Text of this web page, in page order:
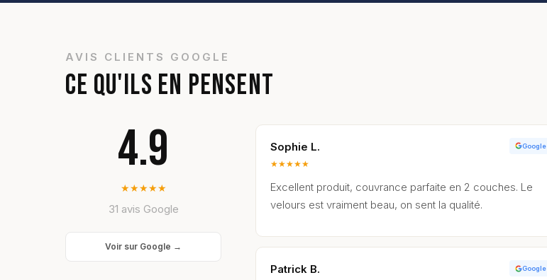
AVIS CLIENTS GOOGLE
CE QU'ILS EN PENSENT
4.9
★★★★★
31 avis Google
Voir sur Google →
Sophie L.
★★★★★
Google
Excellent produit, couvrance parfaite en 2 couches. Le
velours est vraiment beau, on sent la qualité.
Patrick B. Google